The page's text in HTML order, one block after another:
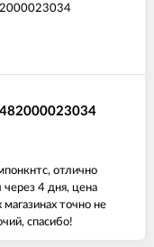
отлично
4 дня, цена
точно не
спасибо!